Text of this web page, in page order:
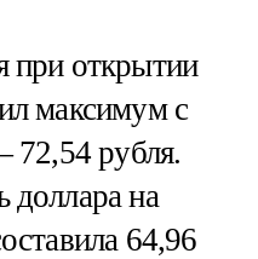
при открытии
максимум с
72,54 рубля.
доллара на
64,96